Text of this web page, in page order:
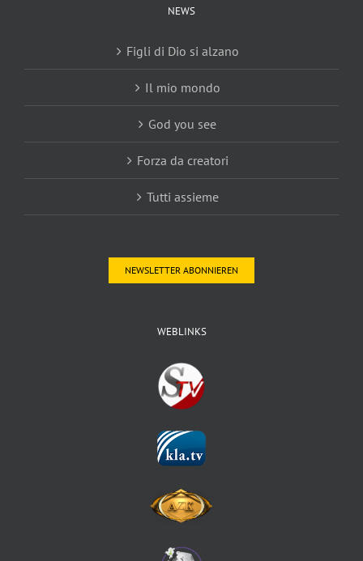
NEWS
Figli di Dio si alzano
Il mio mondo
God you see
Forza da creatori
Tutti assieme
NEWSLETTER ABONNIEREN
WEBLINKS